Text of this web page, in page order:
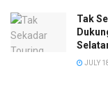
Tak
JULY